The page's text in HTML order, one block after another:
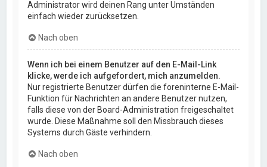
Administrator wird deinen Rang unter Umständen
einfach wieder zurücksetzen.
Nach oben
Wenn ich bei einem Benutzer auf den E-Mail-Link
klicke, werde ich aufgefordert, mich anzumelden.
Nur registrierte Benutzer dürfen die foreninterne E-Mail-
Funktion für Nachrichten an andere Benutzer nutzen,
falls diese von der Board-Administration freigeschaltet
wurde. Diese Maßnahme soll den Missbrauch dieses
Systems durch Gäste verhindern.
Nach oben